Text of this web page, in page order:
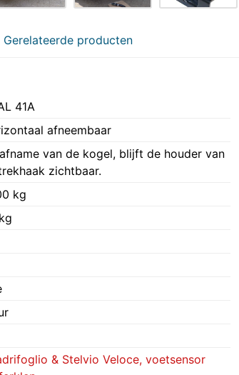
Gerelateerde producten
41A
afneembaar
van de kogel, blijft de houder van
zichtbaar.
kg
& Stelvio Veloce, voetsensor